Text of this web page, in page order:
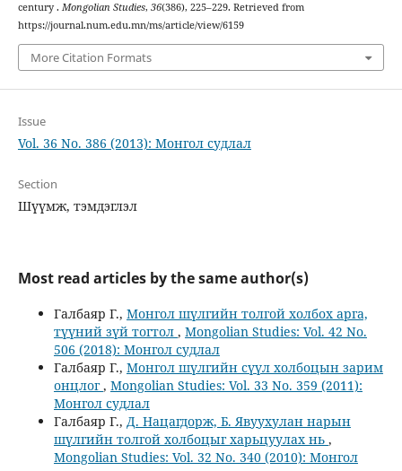
century . Mongolian Studies, 36(386), 225–229. Retrieved from
https://journal.num.edu.mn/ms/article/view/6159
More Citation Formats
Issue
Vol. 36 No. 386 (2013): Монгол судлал
Section
Шүүмж, тэмдэглэл
Most read articles by the same author(s)
Галбаяр Г., Монгол шүлгийн толгой холбох арга,
түүний зүй тогтол , Mongolian Studies: Vol. 42 No.
506 (2018): Монгол судлал
Галбаяр Г., Монгол шүлгийн сүүл холбоцын зарим
онцлог, Mongolian Studies: Vol. 33 No. 359 (2011):
Монгол судлал
Галбаяр Г., Д. Нацагдорж, Б. Явуухулан нарын
шүлгийн толгой холбоцыг харьцуулах нь ,
Mongolian Studies: Vol. 32 No. 340 (2010): Монгол